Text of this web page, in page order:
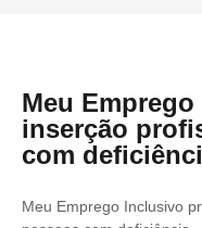
Meu
inserção
com
Meu Emprego Inclusivo